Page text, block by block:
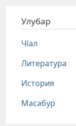
Улубар
Чlал
Литература
История
Масабур